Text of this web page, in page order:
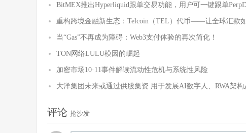
BitMEX推出Hyperliquid跟单交易功能，用户可一键跟单
重构跨境金融新生态：Telcoin（TEL）代币——让全球汇款
当“Gas”不再成为障碍：Web3支付体验的再次简化！
TON网络LULU模因的崛起
加密市场10·11事件解读流动性危机与系统性风险
大洋集团未来或通过供股集资 用于发展AI数字人、RWA架
评论 抢沙发